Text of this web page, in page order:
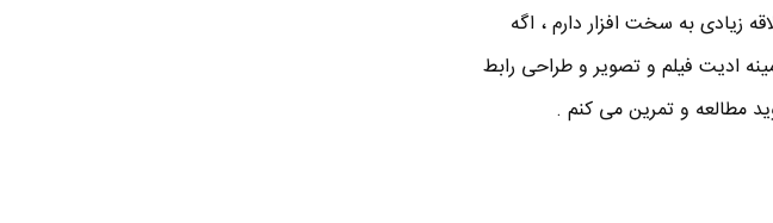
زیادی به سخت افزار دارم ، اگه
ادیت فیلم و تصویر و طراحی رابط
مطالعه و تمرین می کنم .